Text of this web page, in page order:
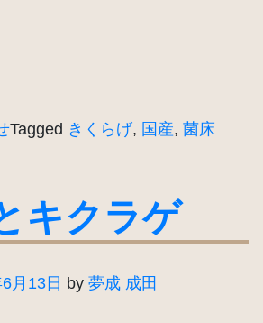
Tagged きくらげ, 国産, 菌床
キクラゲ
月13日 by 夢成 成田